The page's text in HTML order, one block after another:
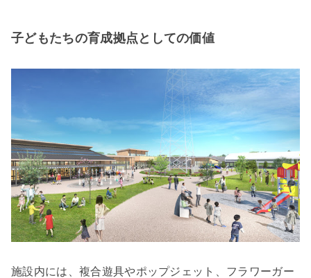
子どもたちの育成拠点としての価値
施設内には、複合遊具やポップジェット、フラワーガー